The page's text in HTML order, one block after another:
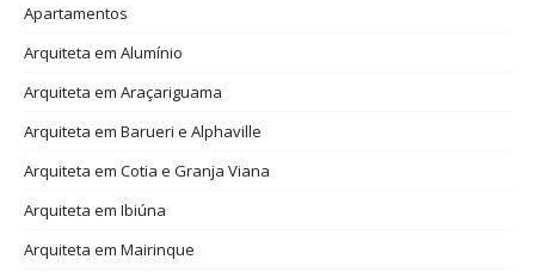
Apartamentos
Arquiteta em Alumínio
Arquiteta em Araçariguama
Arquiteta em Barueri e Alphaville
Arquiteta em Cotia e Granja Viana
Arquiteta em Ibiúna
Arquiteta em Mairinque